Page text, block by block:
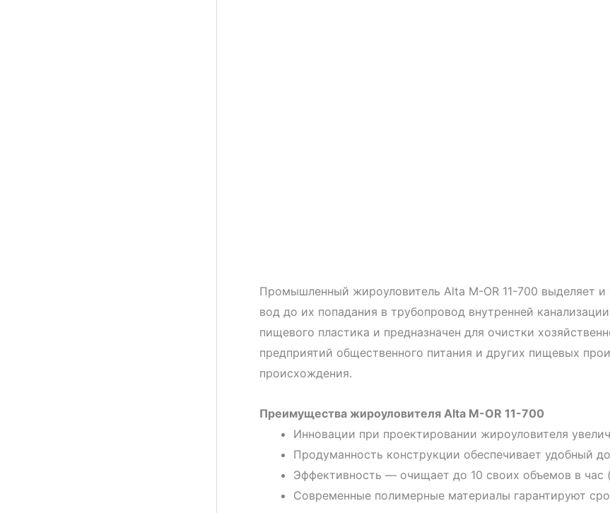
Промышленный жироуловитель Alta М-OR 11-700 выделяет
вод до их попадания в трубопровод внутренней
пищевого пластика и предназначен для очистки
предприятий общественного питания и других пищевых
происхождения.
Преимущества жироуловителя Alta М-OR 11-700
Инновации при проектировании жироуловителя
Продуманность конструкции обеспечивает удобный
Эффективность — очищает до 10 своих объемов в час
Современные полимерные материалы гарантируют